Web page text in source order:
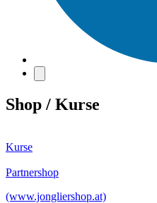
Shop / Kurse
Kurse
Partnershop
(www.jongliershop.at)